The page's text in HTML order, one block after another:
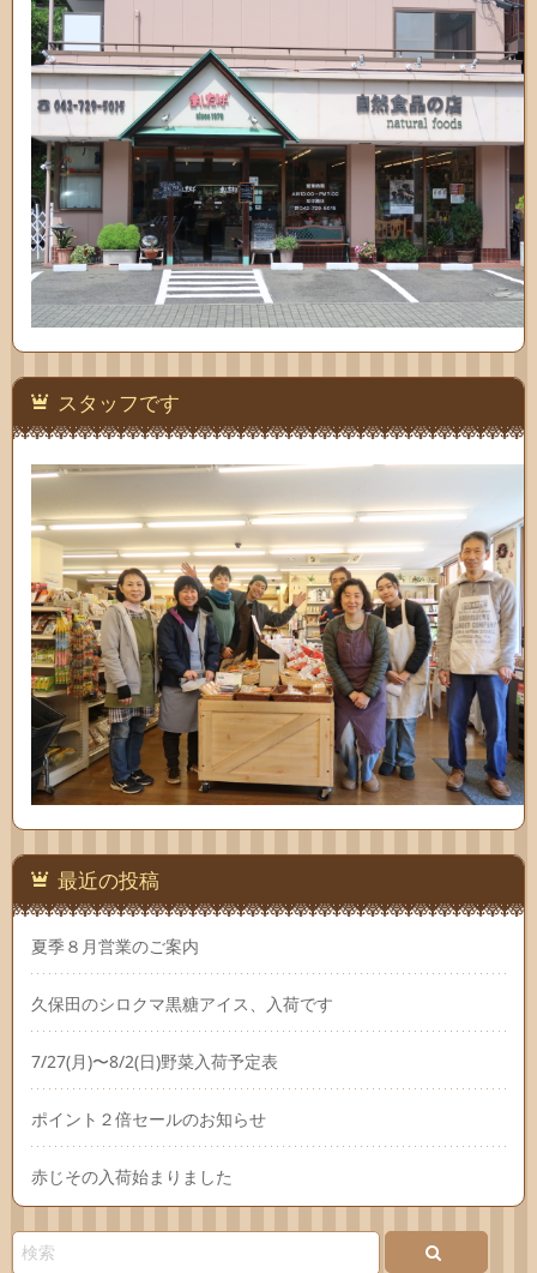
スタッフです
最近の投稿
夏季８月営業のご案内
久保田のシロクマ黒糖アイス、入荷です
7/27(月)〜8/2(日)野菜入荷予定表
ポイント２倍セールのお知らせ
赤じその入荷始まりました